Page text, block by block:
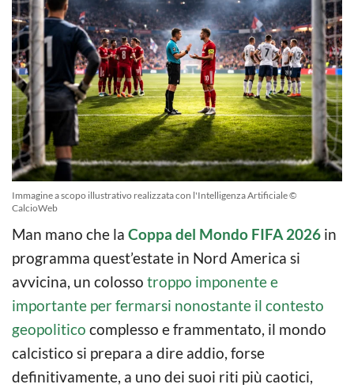
Immagine a scopo illustrativo realizzata con l'Intelligenza Artificiale ©
CalcioWeb
Man mano che la Coppa del Mondo FIFA 2026 in
programma quest’estate in Nord America si
avvicina, un colosso troppo imponente e
importante per fermarsi nonostante il contesto
geopolitico complesso e frammentato, il mondo
calcistico si prepara a dire addio, forse
definitivamente, a uno dei suoi riti più caotici,